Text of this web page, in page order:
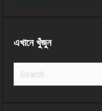
এখানে খুঁজুন